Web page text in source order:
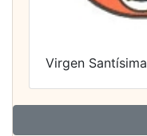
Virgen Santísima